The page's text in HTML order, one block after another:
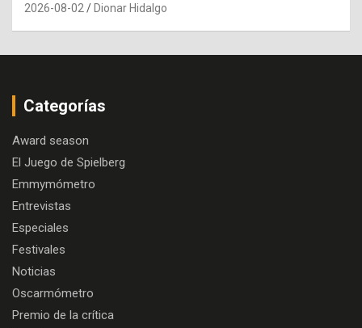
2026-08-02 Dionar Hidalgo
Categorías
Award season
El Juego de Spielberg
Emmymómetro
Entrevistas
Especiales
Festivales
Noticias
Oscarmómetro
Premio de la crítica